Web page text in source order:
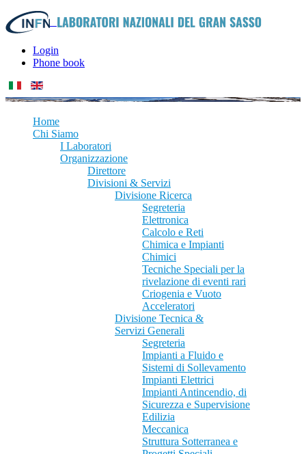
Login
Phone book
Home
Chi Siamo
I Laboratori
Organizzazione
Direttore
Divisioni & Servizi
Divisione Ricerca
Segreteria
Elettronica
Calcolo e Reti
Chimica e Impianti
Chimici
Tecniche Speciali per la
rivelazione di eventi rari
Criogenia e Vuoto
Acceleratori
Divisione Tecnica &
Servizi Generali
Segreteria
Impianti a Fluido e
Sistemi di Sollevamento
Impianti Elettrici
Impianti Antincendio, di
Sicurezza e Supervisione
Edilizia
Meccanica
Struttura Sotterranea e